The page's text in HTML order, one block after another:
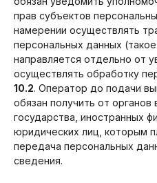
прав субъектов
намерении осуществлять
персональных данных
направляется отдельно от
осуществлять обработку
10.2. Оператор до подачи
обязан получить от органов
государства, иностранных
юридических лиц, которым
передача персональных
сведения.